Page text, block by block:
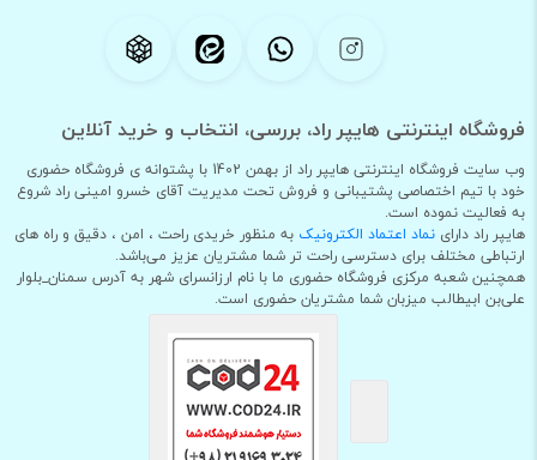
فروشگاه اینترنتی هایپر راد، بررسی، انتخاب و خرید آنلاین
وب سایت فروشگاه اینترنتی هایپر راد از بهمن 1402 با پشتوانه ی فروشگاه حضوری
خود با تیم اختصاصی پشتیبانی و فروش تحت مدیریت آقای خسرو امینی راد شروع
به فعالیت نموده است.
هایپر راد دارای نماد اعتماد الکترونیک به منظور خریدی راحت ، امن ، دقیق و راه های
ارتباطی مختلف برای دسترسی راحت تر شما مشتریان عزیز می‌باشد.
همچنین شعبه مرکزی فروشگاه حضوری ما با نام ارزانسرای شهر به آدرس سمنان_بلوار
علی‌بن ابیطالب میزبان شما مشتریان حضوری است.